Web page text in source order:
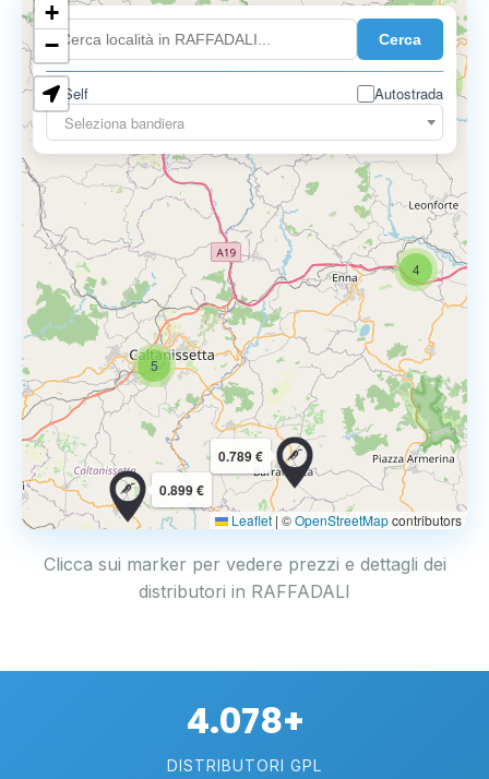
Cerca
Self
Autostrada
Seleziona bandiera
4
5
0.789 €
0.899 €
+
−
Leaflet | ©OpenStreetMapcontributors
Clicca sui marker per vedere prezzi e dettagli dei
distributori in RAFFADALI
4.078+
DISTRIBUTORI GPL